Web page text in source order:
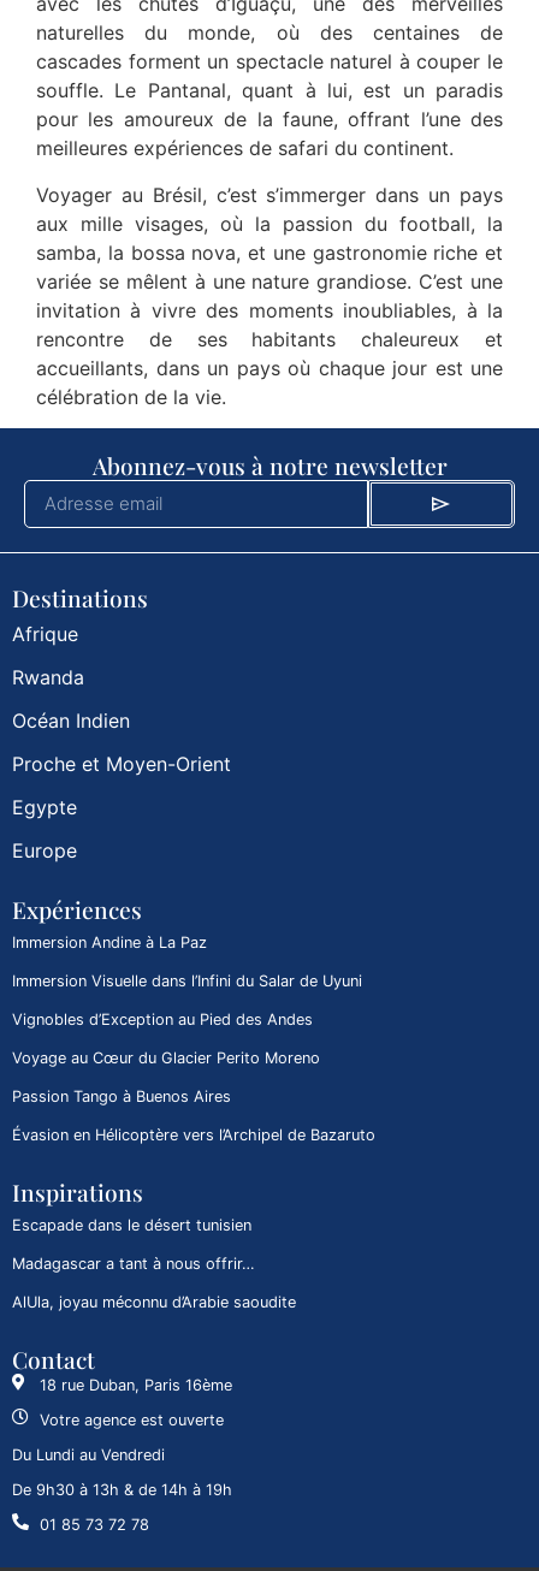
naturelles du monde, où des centaines de
cascades forment un spectacle naturel à couper le
souffle. Le Pantanal, quant à lui, est un paradis
pour les amoureux de la faune, offrant l’une des
meilleures expériences de safari du continent.
Voyager au Brésil, c’est s’immerger dans un pays
aux mille visages, où la passion du football, la
samba, la bossa nova, et une gastronomie riche et
variée se mêlent à une nature grandiose. C’est une
invitation à vivre des moments inoubliables, à la
rencontre de ses habitants chaleureux et
accueillants, dans un pays où chaque jour est une
célébration de la vie.
Abonnez-vous à notre newsletter
Destinations
Afrique
Rwanda
Océan Indien
Proche et Moyen-Orient
Egypte
Europe
Expériences
Immersion Andine à La Paz
Immersion Visuelle dans l’Infini du Salar de Uyuni
Vignobles d’Exception au Pied des Andes
Voyage au Cœur du Glacier Perito Moreno
Passion Tango à Buenos Aires
Évasion en Hélicoptère vers l’Archipel de Bazaruto
Inspirations
Escapade dans le désert tunisien
Madagascar a tant à nous offrir…
AlUla, joyau méconnu d’Arabie saoudite
Contact
18 rue Duban, Paris 16ème
Votre agence est ouverte
Du Lundi au Vendredi
De 9h30 à 13h & de 14h à 19h
01 85 73 72 78